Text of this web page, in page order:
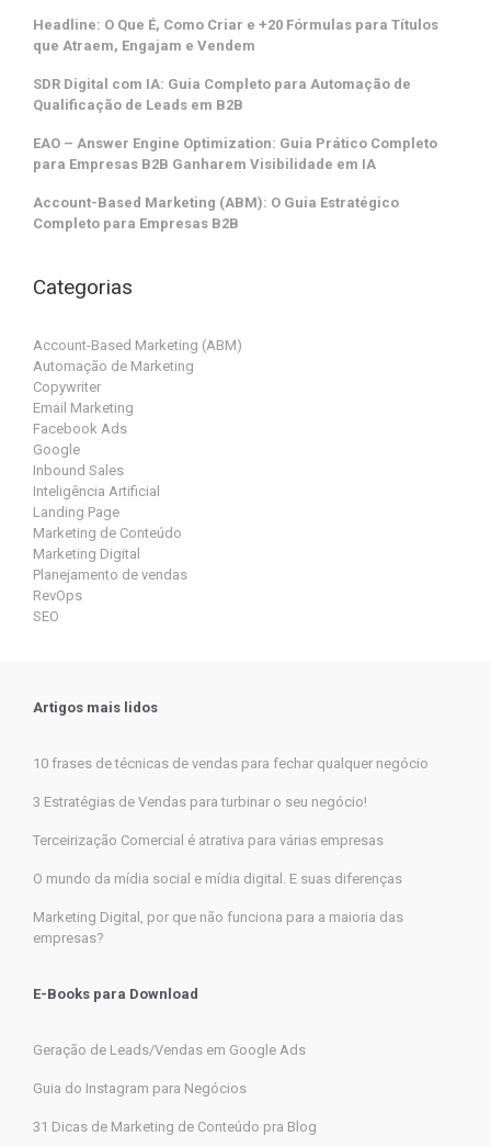
Headline: O Que É, Como Criar e +20 Fórmulas para Títulos
que Atraem, Engajam e Vendem
SDR Digital com IA: Guia Completo para Automação de
Qualificação de Leads em B2B
EAO – Answer Engine Optimization: Guia Prático Completo
para Empresas B2B Ganharem Visibilidade em IA
Account-Based Marketing (ABM): O Guia Estratégico
Completo para Empresas B2B
Categorias
Account-Based Marketing (ABM)
Automação de Marketing
Copywriter
Email Marketing
Facebook Ads
Google
Inbound Sales
Inteligência Artificial
Landing Page
Marketing de Conteúdo
Marketing Digital
Planejamento de vendas
RevOps
SEO
Artigos mais lidos
10 frases de técnicas de vendas para fechar qualquer negócio
3 Estratégias de Vendas para turbinar o seu negócio!
Terceirização Comercial é atrativa para várias empresas
O mundo da mídia social e mídia digital. E suas diferenças
Marketing Digital, por que não funciona para a maioria das
empresas?
E-Books para Download
Geração de Leads/Vendas em Google Ads
Guia do Instagram para Negócios
31 Dicas de Marketing de Conteúdo pra Blog